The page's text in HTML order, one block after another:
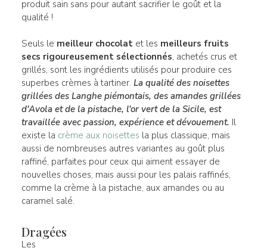
produit sain sans pour autant sacrifier le goût et la
qualité !
Seuls le meilleur chocolatet les meilleurs fruits
secs rigoureusement sélectionnés, achetés crus et
grillés, sont les ingrédients utilisés pour produire ces
superbes crèmes à tartiner. La qualité des noisettes
grillées des Langhe piémontais, des amandes grillées
d'Avola et de la pistache, l'or vert de la Sicile, est
travaillée avec passion, expérience et dévouement. Il
existe la crème aux noisettes la plus classique, mais
aussi de nombreuses autres variantes au goût plus
raffiné, parfaites pour ceux qui aiment essayer de
nouvelles choses, mais aussi pour les palais raffinés,
comme la crème à la pistache, aux amandes ou au
caramel salé.
Dragées
Les